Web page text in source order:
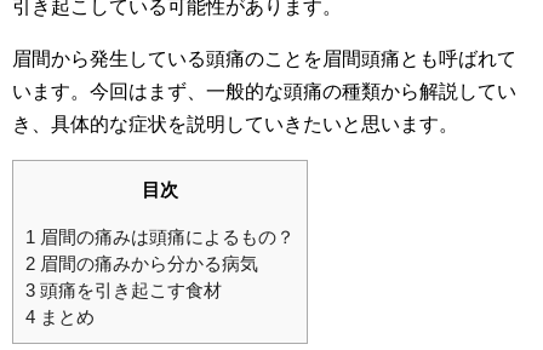
引き起こしている可能性があります。
眉間から発生している頭痛のことを眉間頭痛とも呼ばれて
います。今回はまず、一般的な頭痛の種類から解説してい
き、具体的な症状を説明していきたいと思います。
目次
1 眉間の痛みは頭痛によるもの？
2 眉間の痛みから分かる病気
3 頭痛を引き起こす食材
4 まとめ